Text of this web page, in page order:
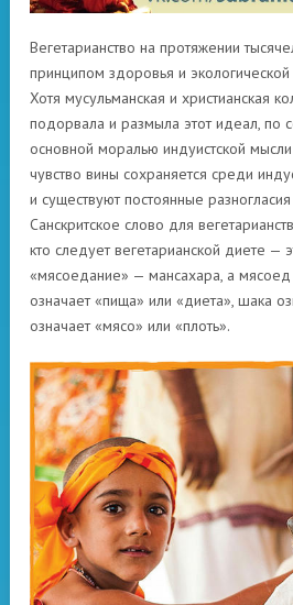
Вегетарианство на протяжении
принципом здоровья и
Хотя мусульманская и христианская
подорвала и размыла этот идеал, по
основной моралью индуистской мысли
чувство вины сохраняется среди
и существуют постоянные
Санскритское слово для
кто следует вегетарианской диете —
«мясоедание» — мансахара, а
означает «пища» или «диета», шака
означает «мясо» или «плоть».